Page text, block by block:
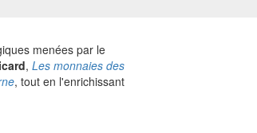
menées par le
, Les monnaies des
, tout en l'enrichissant